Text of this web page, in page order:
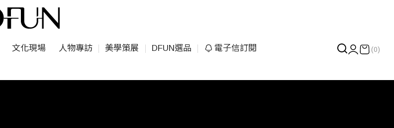
文化現場 人物專訪 美學策展 DFUN選品 電子信訂閱 (0)